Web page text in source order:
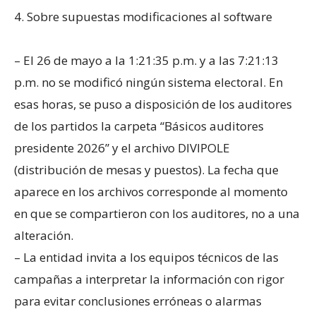
4. Sobre supuestas modificaciones al software
– El 26 de mayo a la 1:21:35 p.m. y a las 7:21:13
p.m. no se modificó ningún sistema electoral. En
esas horas, se puso a disposición de los auditores
de los partidos la carpeta “Básicos auditores
presidente 2026” y el archivo DIVIPOLE
(distribución de mesas y puestos). La fecha que
aparece en los archivos corresponde al momento
en que se compartieron con los auditores, no a una
alteración.
– La entidad invita a los equipos técnicos de las
campañas a interpretar la información con rigor
para evitar conclusiones erróneas o alarmas